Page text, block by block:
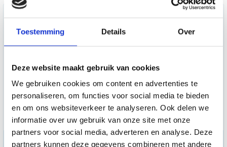
Toestemming Details Over
Deze website maakt gebruik van cookies
We gebruiken cookies om content en advertenties te
personaliseren, om functies voor social media te bieden
en om ons websiteverkeer te analyseren. Ook delen we
informatie over uw gebruik van onze site met onze
partners voor social media, adverteren en analyse. Deze
partners kunnen deze gegevens combineren met andere
Tunturi - Platinum - CORE